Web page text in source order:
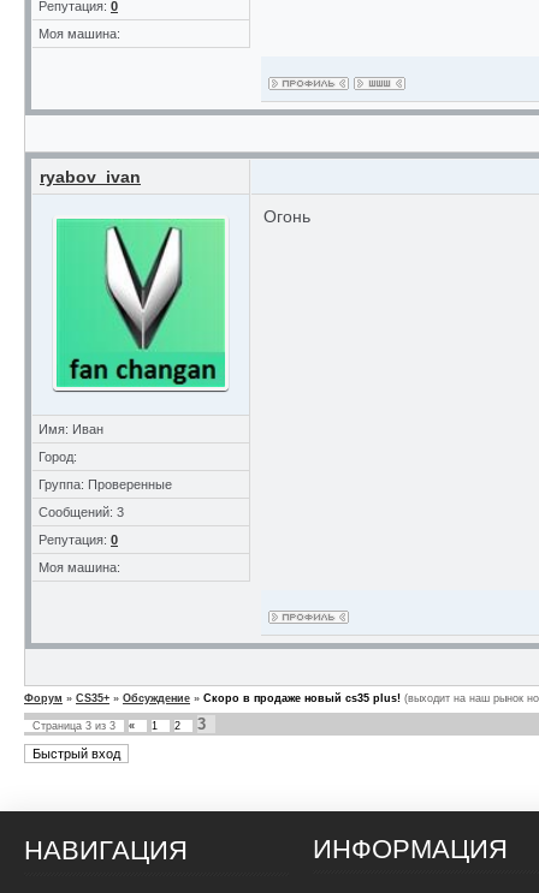
Репутация: 0
Моя машина:
ryabov_ivan
Имя: Иван
Город:
Группа: Проверенные
Сообщений: 3
Репутация: 0
Моя машина:
Огонь
Форум » CS35+ » Обсуждение » Скоро в продаже новый cs35 plus! (выходит на наш рынок
Страница 3 из 3 « 1 2 3
НАВИГАЦИЯ ИНФОРМАЦИЯ